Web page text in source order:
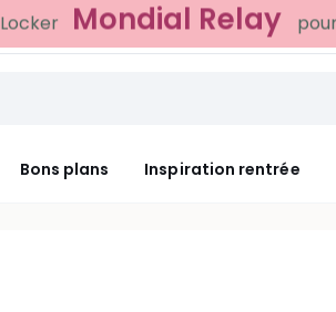
Bons plans Inspiration rentrée